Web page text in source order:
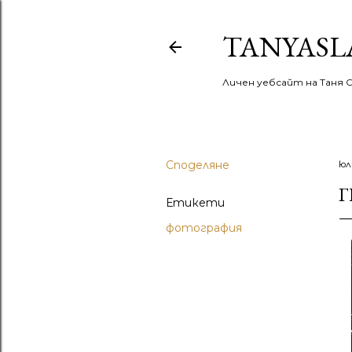
Личен уебсайт на Таня
Споделяне
Етикети
фотография